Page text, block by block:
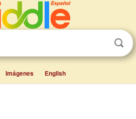
Imágenes English